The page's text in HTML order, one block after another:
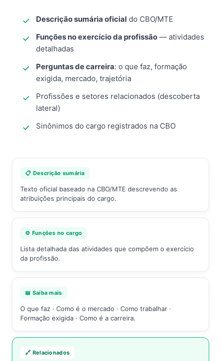
Descrição sumária oficial do CBO/MTE
Funções no exercício da profissão — atividades
detalhadas
Perguntas de carreira: o que faz, formação
exigida, mercado, trajetória
Profissões e setores relacionados (descoberta
lateral)
Sinônimos do cargo registrados na CBO
📋 Descrição sumária
Texto oficial baseado na CBO/MTE descrevendo as
atribuições principais do cargo.
⚙️ Funções no cargo
Lista detalhada das atividades que compõem o exercício
da profissão.
📖 Saiba mais
O que faz · Como é o mercado · Como trabalhar ·
Formação exigida · Como é a carreira.
🔗 Relacionados